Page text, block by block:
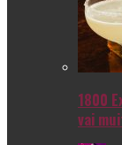
1800
vai